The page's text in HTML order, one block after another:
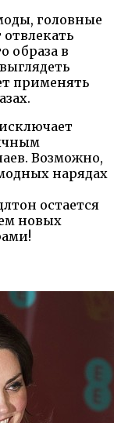
головные
образа в
применять
Возможно,
нарядах
остается
новых